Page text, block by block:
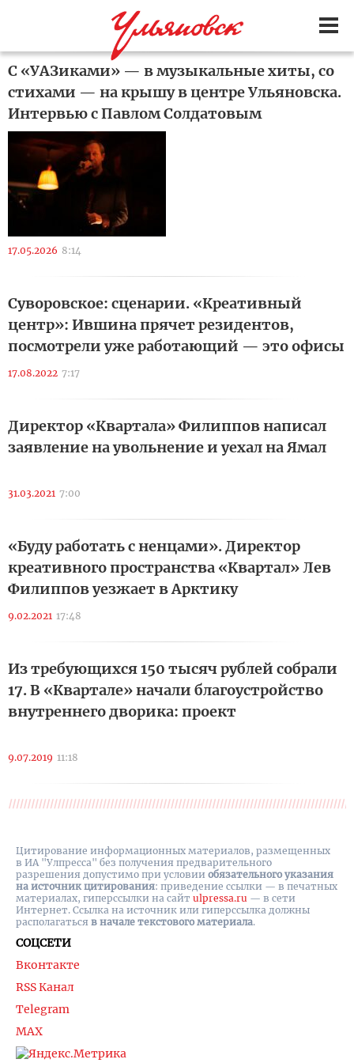
С «УАЗиками» — в музыкальные хиты, со
стихами — на крышу в центре Ульяновска.
Интервью с Павлом Солдатовым
17.05.2026 8:14
Суворовское: сценарии. «Креативный
центр»: Ившина прячет резидентов,
посмотрели уже работающий — это офисы
17.08.2022 7:17
Директор «Квартала» Филиппов написал
заявление на увольнение и уехал на Ямал
31.03.2021 7:00
«Буду работать с ненцами». Директор
креативного пространства «Квартал» Лев
Филиппов уезжает в Арктику
9.02.2021 17:48
Из требующихся 150 тысяч рублей собрали
17. В «Квартале» начали благоустройство
внутреннего дворика: проект
9.07.2019 11:18
СОЦСЕТИ
Вконтакте
RSS Канал
Telegram
MAX
Цитирование информационных материалов, размещенных
в ИА "Улпресса" без получения предварительного
разрешения допустимо при условии обязательного указания
на источник цитирования: приведение ссылки — в печатных
материалах, гиперссылки на cайт ulpressa.ru — в сети
Интернет. Ссылка на источник или гиперссылка должны
располагаться в начале текстового материала.